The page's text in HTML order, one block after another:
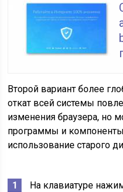
Второй вариант более
откат всей системы
изменения браузера, но
программы и
использование старого
На клавиатуре